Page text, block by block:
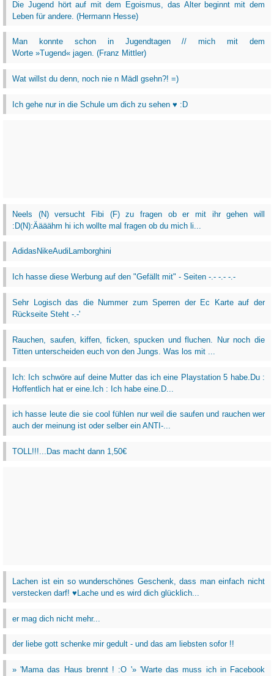
Die Jugend hört auf mit dem Egoismus, das Alter beginnt mit dem
Leben für andere. (Hermann Hesse)
Man konnte schon in Jugendtagen // mich mit dem
Worte »Tugend« jagen. (Franz Mittler)
Wat willst du denn, noch nie n Mädl gsehn?! =)
Ich gehe nur in die Schule um dich zu sehen ♥ :D
Neels (N) versucht Fibi (F) zu fragen ob er mit ihr gehen will
:D(N):Äääähm hi ich wollte mal fragen ob du mich li...
AdidasNikeAudiLamborghini
Ich hasse diese Werbung auf den "Gefällt mit" - Seiten -.- -.- -.-
Sehr Logisch das die Nummer zum Sperren der Ec Karte auf der
Rückseite Steht -.-'
Rauchen, saufen, kiffen, ficken, spucken und fluchen. Nur noch die
Titten unterscheiden euch von den Jungs. Was los mit ...
Ich: Ich schwöre auf deine Mutter das ich eine Playstation 5 habe.Du :
Hoffentlich hat er eine.Ich : Ich habe eine.D...
ich hasse leute die sie cool fühlen nur weil die saufen und rauchen wer
auch der meinung ist oder selber ein ANTI-...
TOLL!!!...Das macht dann 1,50€
Lachen ist ein so wunderschönes Geschenk, dass man einfach nicht
verstecken darf! ♥Lache und es wird dich glücklich...
er mag dich nicht mehr...
der liebe gott schenke mir gedult - und das am liebsten sofor !!
» 'Mama das Haus brennt ! :O '» 'Warte das muss ich in Facebook